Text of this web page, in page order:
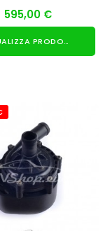
595,00 €
VISUALIZZA PRODOTTO